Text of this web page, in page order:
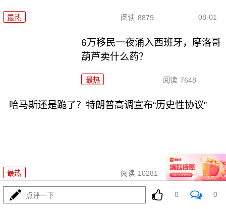
最热 阅读 8879 08-01
6万移民一夜涌入西班牙，摩洛哥
葫芦卖什么药？
最热 阅读 7648
哈马斯还是跪了？特朗普高调宣布“历史性协议”
最热 阅读 10281 08-01
菲律宾五天三闹，美航母压阵，布林肯说了大实话
点评一下 0 0